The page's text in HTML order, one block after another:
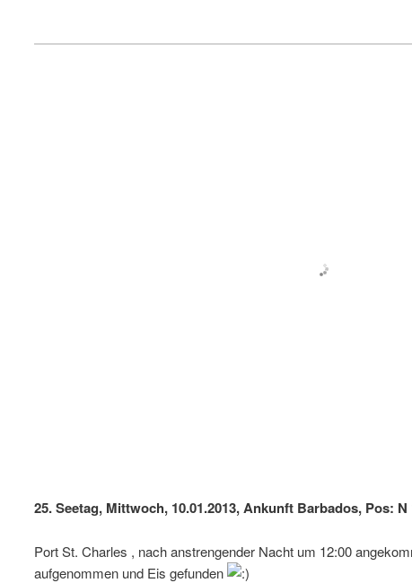
25. Seetag, Mittwoch, 10.01.2013, Ankunft Barbados, Pos: N
Port St. Charles , nach anstrengender Nacht um 12:00
aufgenommen und Eis gefunden